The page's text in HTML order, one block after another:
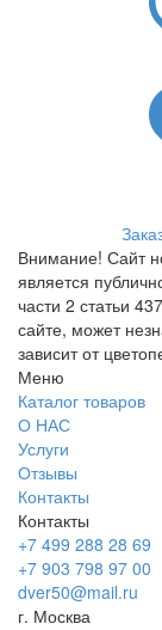
Внимание! Сайт
является
части 2 статьи
сайте, может
зависит от
Меню
Каталог товаров
О НАС
Услуги
Отзывы
Контакты
Контакты
+7 499 288 28 69
+7 903 798 97 00
dver50@mail.ru
г. Москва